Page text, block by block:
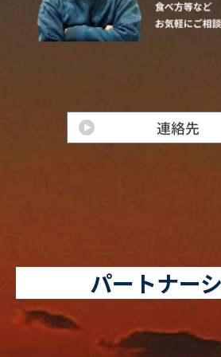
パートナー